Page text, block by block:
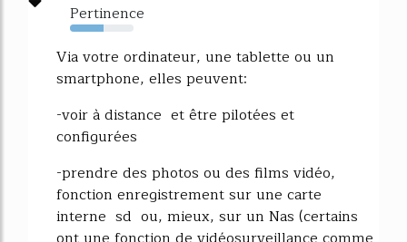
Pertinence
53%
Via votre ordinateur, une tablette ou un
smartphone, elles peuvent:
-voir à distance et être pilotées et
configurées
-prendre des photos ou des films vidéo,
fonction enregistrement sur une carte
interne sd ou, mieux, sur un Nas (certains